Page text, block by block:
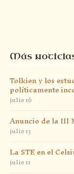
Más
Tolkien y los
políticamente
julio 16
Anuncio de la III
julio 13
La STE en el
julio 11